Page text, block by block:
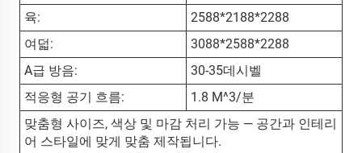
육:
2588*2188*2288
여덟:
3088*2588*2288
A급 방음:
30-35데시벨
적응형 공기 흐름:
1.8 M^3/분
맞춤형 사이즈, 색상 및 마감 처리 가능 — 공간과 인테리
어 스타일에 맞게 맞춤 제작됩니다.